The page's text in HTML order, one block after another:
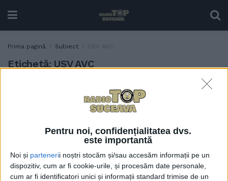
Pentru noi, confidențialitatea dvs.
este importantă
Noi și partenerii noștri stocăm și/sau accesăm informații pe un
dispozitiv, cum ar fi cookie-urile, și procesăm date personale,
cum ar fi identificatori unici și informații standard trimise de un
Prima pagină Subiect
Etichetă: USV AVC
200 de studenți și elevi de la
Colegiul Național „Petru
Rareș” și Colegiul Tehnic
USV, la evenimentul „Stop
AVC! Învață. Acționează.
Salvează”
15 NOIEMBRIE, 2024